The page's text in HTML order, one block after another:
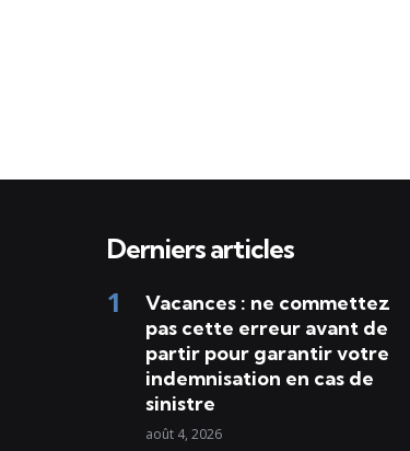
Derniers articles
Vacances : ne commettez
pas cette erreur avant de
partir pour garantir votre
indemnisation en cas de
sinistre
août 4, 2026